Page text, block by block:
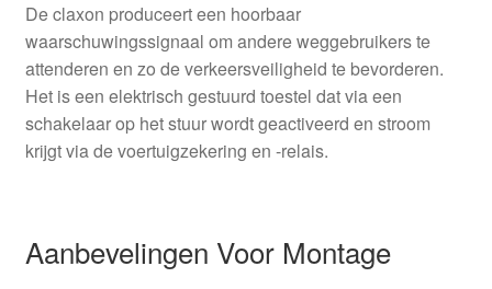
De claxon produceert een hoorbaar
waarschuwingssignaal om andere weggebruikers te
attenderen en zo de verkeersveiligheid te bevorderen.
Het is een elektrisch gestuurd toestel dat via een
schakelaar op het stuur wordt geactiveerd en stroom
krijgt via de voertuigzekering en -relais.
Aanbevelingen Voor Montage